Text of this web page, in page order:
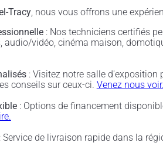
Tracy, nous vous offrons une
: Nos techniciens certifiés
audio/vidéo, cinéma maison,
: Visitez notre salle d'exposition
conseils sur ceux-ci. Venez nous voir.
: Options de financement
de livraison rapide dans la